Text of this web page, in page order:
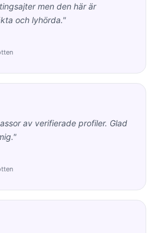
men den här är
och lyhörda."
av verifierade profiler. Glad